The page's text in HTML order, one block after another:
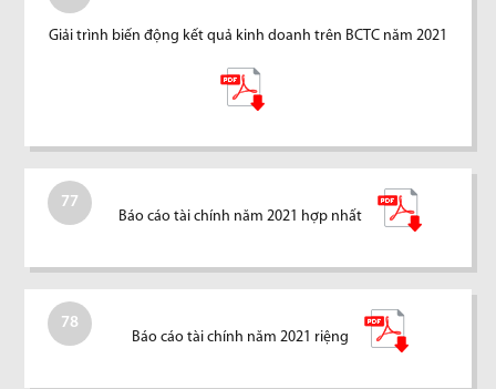
Giải trình biến động kết quả kinh doanh trên BCTC năm 2021
77
Báo cáo tài chính năm 2021 hợp nhất
78
Báo cáo tài chính năm 2021 riệng